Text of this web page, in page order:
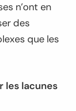
n’ont en
des
que les
les lacunes